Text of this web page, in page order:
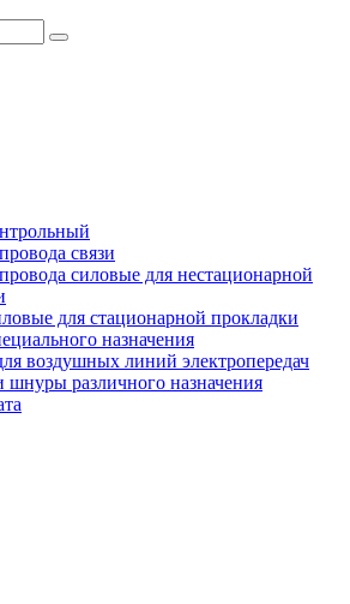
связи
силовые для нестационарной
для стационарной прокладки
назначения
воздушных линий электропередач
шнуры различного назначения